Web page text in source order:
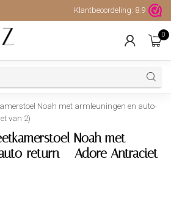
Hoge kwaliteit, uitstekende
Klantbeoordeling: 8.9
0
Noah met armleuningen en auto-
van 2)
Noah met
return – Adore Antraciet